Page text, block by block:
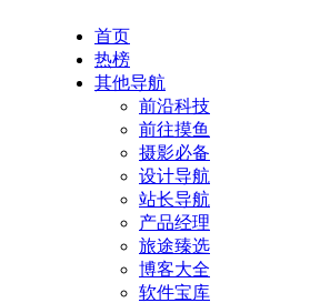
首页
热榜
其他导航
前沿科技
前往摸鱼
摄影必备
设计导航
站长导航
产品经理
旅途臻选
博客大全
软件宝库